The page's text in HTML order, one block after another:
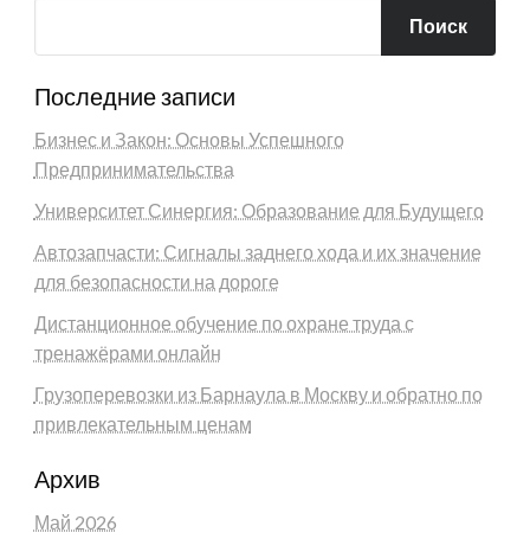
Поиск
Последние записи
Бизнес и Закон: Основы Успешного
Предпринимательства
Университет Синергия: Образование для Будущего
Автозапчасти: Сигналы заднего хода и их значение
для безопасности на дороге
Дистанционное обучение по охране труда с
тренажёрами онлайн
Грузоперевозки из Барнаула в Москву и обратно по
привлекательным ценам
Архив
Май 2026